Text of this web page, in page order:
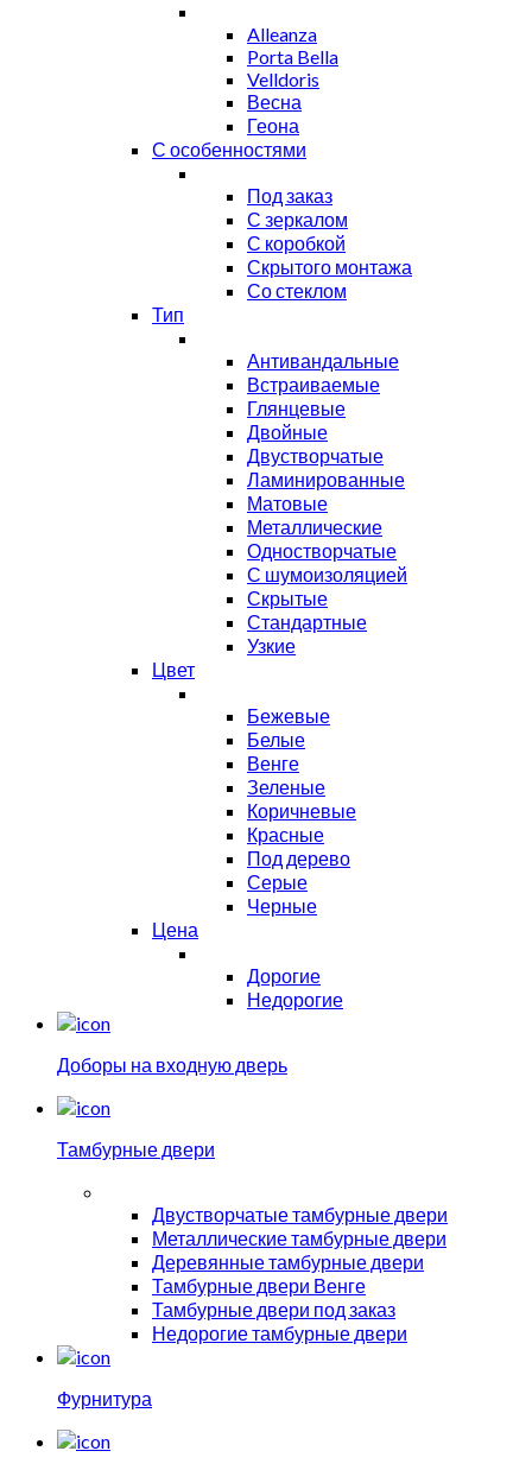
Alleanza
Porta Bella
Velldoris
Весна
Геона
С особенностями
Под заказ
С зеркалом
С коробкой
Скрытого монтажа
Со стеклом
Тип
Антивандальные
Встраиваемые
Глянцевые
Двойные
Двустворчатые
Ламинированные
Матовые
Металлические
Одностворчатые
С шумоизоляцией
Скрытые
Стандартные
Узкие
Цвет
Бежевые
Белые
Венге
Зеленые
Коричневые
Красные
Под дерево
Серые
Черные
Цена
Дорогие
Недорогие
Доборы на входную дверь
Тамбурные двери
Двустворчатые тамбурные двери
Металлические тамбурные двери
Деревянные тамбурные двери
Тамбурные двери Венге
Тамбурные двери под заказ
Недорогие тамбурные двери
Фурнитура